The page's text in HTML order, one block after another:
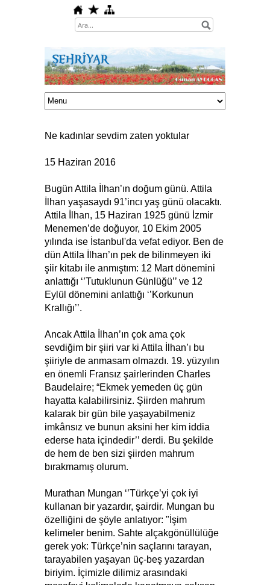
Ne kadınlar sevdim zaten yoktular
15 Haziran 2016
Bugün Attila İlhan’ın doğum günü. Attila
İlhan yaşasaydı 91’incı yaş günü olacaktı.
Attila İlhan, 15 Haziran 1925 günü İzmir
Menemen’de doğuyor, 10 Ekim 2005
yılında ise İstanbul'da vefat ediyor. Ben de
dün Attila İlhan’ın pek de bilinmeyen iki
şiir kitabı ile anmıştım: 12 Mart dönemini
anlattığı ‘’Tutuklunun Günlüğü’’ ve 12
Eylül dönemini anlattığı ‘’Korkunun
Krallığı’’.
Ancak Attila İlhan’ın çok ama çok
sevdiğim bir şiiri var ki Attila İlhan’ı bu
şiiriyle de anmasam olmazdı. 19. yüzyılın
en önemli Fransız şairlerinden Charles
Baudelaire; “Ekmek yemeden üç gün
hayatta kalabilirsiniz. Şiirden mahrum
kalarak bir gün bile yaşayabilmeniz
imkânsız ve bunun aksini her kim iddia
ederse hata içindedir’’ derdi. Bu şekilde
de hem de ben sizi şiirden mahrum
bırakmamış olurum.
Murathan Mungan ‘’Türkçe’yi çok iyi
kullanan bir yazardır, şairdir. Mungan bu
özelliğini de şöyle anlatıyor: "İşim
kelimeler benim. Sahte alçakgönüllülüğe
gerek yok: Türkçe’nin saçlarını tarayan,
tarayabilen yaşayan üç-beş yazardan
biriyim. İçimizle dilimiz arasındaki